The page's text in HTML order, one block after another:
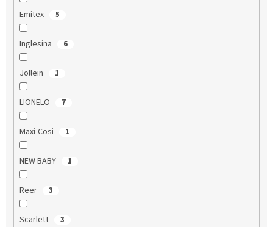
Emitex 5
Inglesina 6
Jollein 1
LIONELO 7
Maxi-Cosi 1
NEW BABY 1
Reer 3
Scarlett 3